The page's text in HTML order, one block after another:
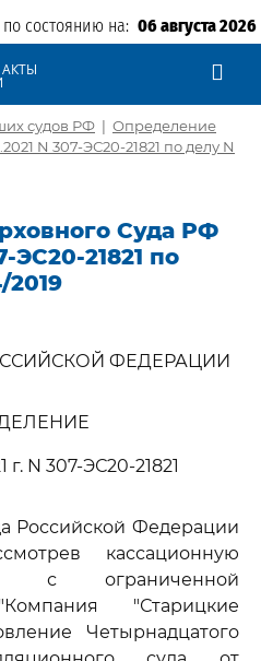
состоянию на: 06 августа 2026
судов РФ | Определение
N 307-ЭС20-21821 по делу N
Суда РФ
ЭС20-21821 по
2019
ФЕДЕРАЦИИ
г. N 307-ЭС20-21821
Российской Федерации
кассационную
с ограниченной
"Старицкие
Четырнадцатого